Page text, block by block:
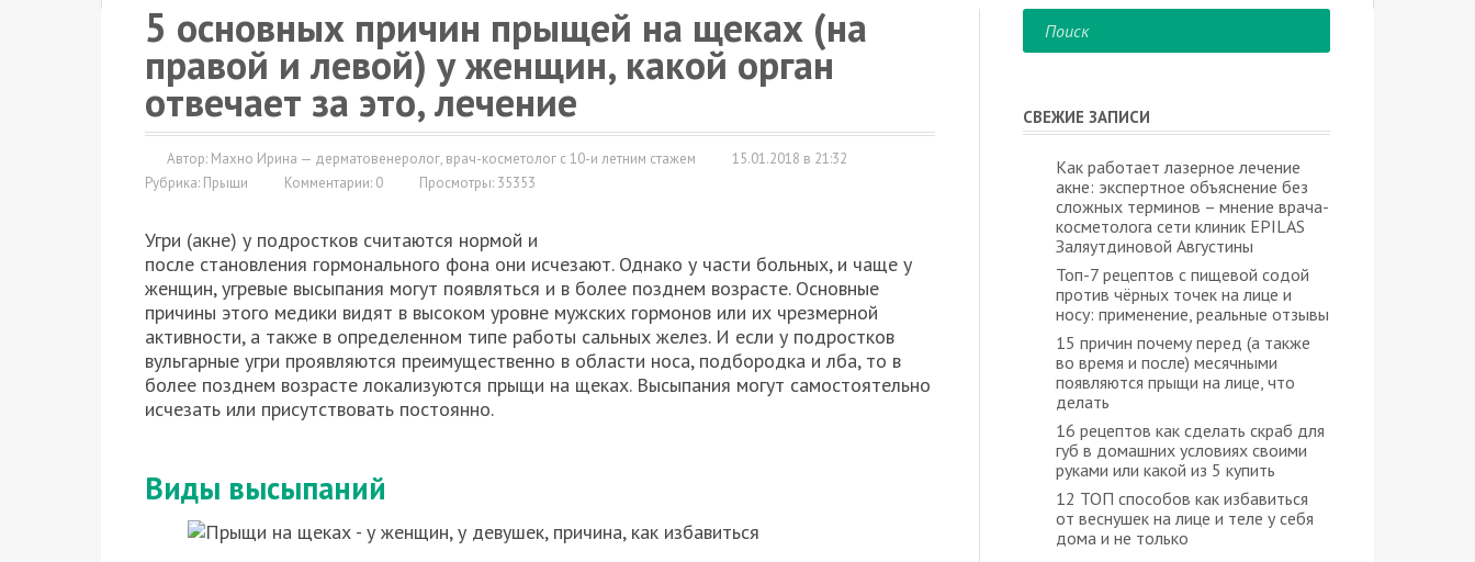
5 основных причин прыщей на щеках (на
правой и левой) у женщин, какой орган
отвечает за это, лечение
Автор: Махно Ирина — дерматовенеролог, врач-косметолог с 10-и летним стажем
15.01.2018 в 21:32
Рубрика: Прыщи Комментарии: 0 Просмотры: 35353
Угри (акне) у подростков считаются нормой и
после становления гормонального фона они исчезают. Однако у части больных, и чаще у
женщин, угревые высыпания могут появляться и в более позднем возрасте. Основные
причины этого медики видят в высоком уровне мужских гормонов или их чрезмерной
активности, а также в определенном типе работы сальных желез. И если у подростков
вульгарные угри проявляются преимущественно в области носа, подбородка и лба, то в
более позднем возрасте локализуются прыщи на щеках. Высыпания могут самостоятельно
исчезать или присутствовать постоянно.
Виды высыпаний
СВЕЖИЕ ЗАПИСИ
Как работает лазерное лечение
акне: экспертное объяснение без
сложных терминов – мнение врача-
косметолога сети клиник EPILAS
Заляутдиновой Августины
Топ-7 рецептов с пищевой содой
против чёрных точек на лице и
носу: применение, реальные отзывы
15 причин почему перед (а также
во время и после) месячными
появляются прыщи на лице, что
делать
16 рецептов как сделать скраб для
губ в домашних условиях своими
руками или какой из 5 купить
12 ТОП способов как избавиться
от веснушек на лице и теле у себя
дома и не только